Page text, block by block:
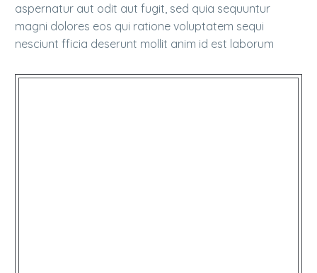
aspernatur aut odit aut fugit, sed quia sequuntur
magni dolores eos qui ratione voluptatem sequi
nesciunt fficia deserunt mollit anim id est laborum